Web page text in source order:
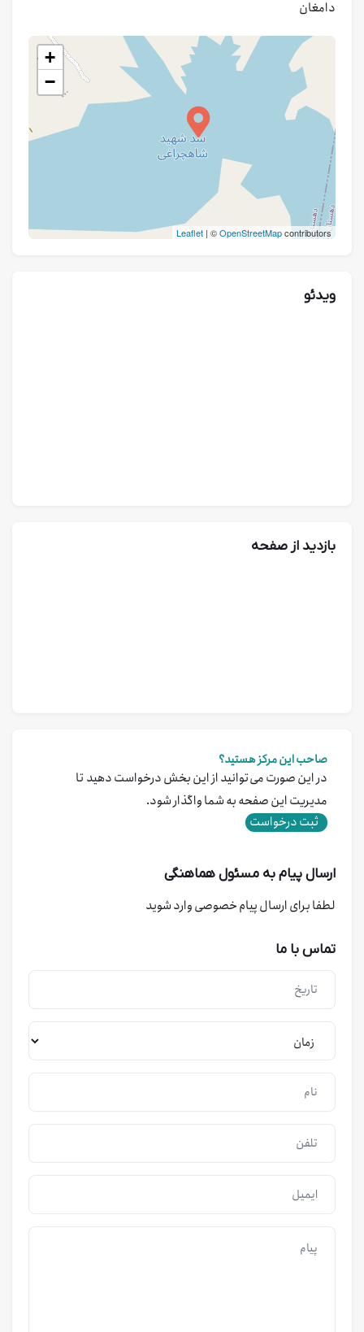
دامغان
+
−
Leaflet | ©OpenStreetMapcontributors
ویدئو
بازدید از صفحه
صاحب این مرکز هستید؟
در این صورت می‌توانید از این بخش درخواست دهید تا
مدیریت این صفحه به شما واگذار شود.
ثبت درخواست
ارسال پیام به مسئول هماهنگی
لطفا برای ارسال پیام خصوصی وارد شوید
تماس با ما